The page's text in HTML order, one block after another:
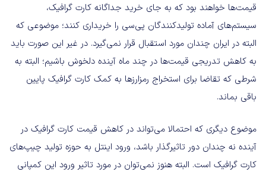
قیمت‌ها خواهند بود که به جای خرید جداگانه کارت گرافیک،
سیستم‌های آماده تولیدکنندگان پی‌سی را خریداری کنند؛ موضوعی که
البته در ایران چندان مورد استقبال قرار نمی‌گیرد. در غیر این صورت باید
به کاهش تدریجی قیمت‌ها در چند ماه آینده دلخوش باشیم؛ البته به
شرطی که تقاضا برای استخراج رمزارزها به کمک کارت گرافیک پایین
باقی بماند.
موضوع دیگری که احتمالا می‌تواند در کاهش قیمت کارت گرافیک در
آینده نه چندان دور تاثیرگذار باشد، ورود اینتل به حوزه تولید چیپ‌های
کارت گرافیک است. البته هنوز نمی‌توان در مورد تاثیر ورود این کمپانی